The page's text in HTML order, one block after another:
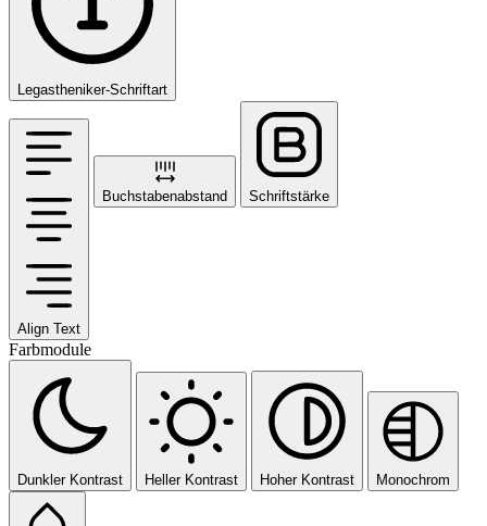
Legastheniker-Schriftart
Align Text
Buchstabenabstand Schriftstärke
Farbmodule
Dunkler Kontrast Heller Kontrast Hoher Kontrast Monochrom